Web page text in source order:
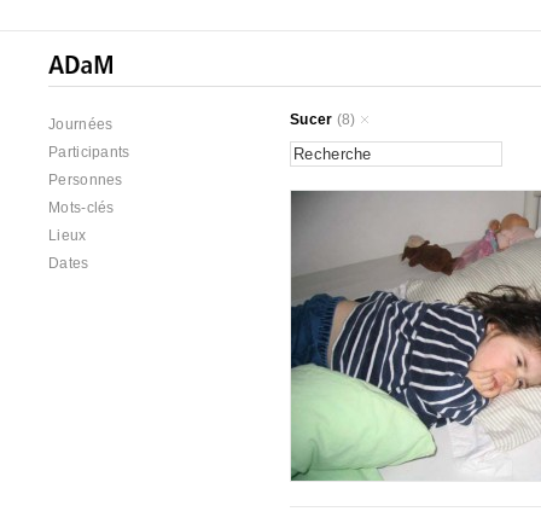
Journées
Participants
Personnes
Mots-clés
Lieux
Dates
Sucer (8)